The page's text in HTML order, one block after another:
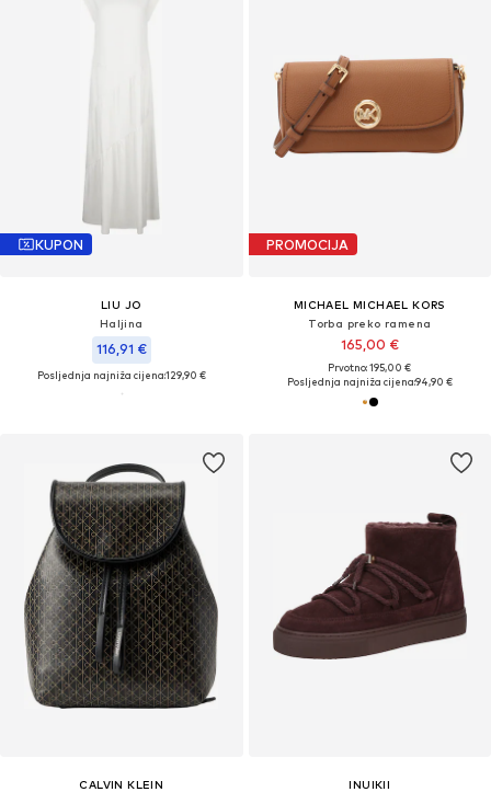
KUPON
LIU JO
Haljina
116,91 €
Posljednja najniža cijena:129,90 €
PROMOCIJA
MICHAEL MICHAEL KORS
Torba preko ramena
165,00 €
Prvotno: 195,00 €
Posljednja najniža cijena:94,90 €
CALVIN KLEIN INUIKII